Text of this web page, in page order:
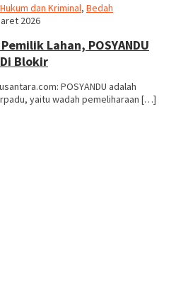
dan Kriminal, Bedah
2026
Lahan, POSYANDU
Blokir
POSYANDU adalah
yaitu wadah pemeliharaan […]